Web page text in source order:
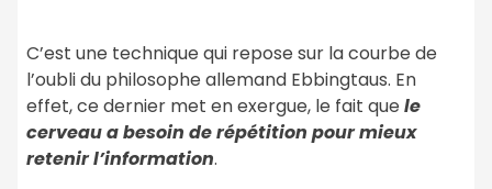
C’est une technique qui repose sur la courbe de
l’oubli du philosophe allemand Ebbingtaus. En
effet, ce dernier met en exergue, le fait que le
cerveau a besoin de répétition pour mieux
retenir l’information.